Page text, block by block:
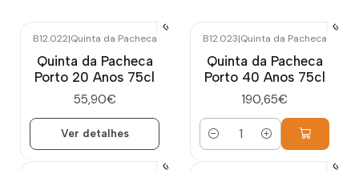
B12.022|Quinta da Pacheca
Quinta da Pacheca
Porto 20 Anos 75cl
55,90€
Ver detalhes
B12.023|Quinta da Pacheca
Quinta da Pacheca
Porto 40 Anos 75cl
190,65€
Quantidade